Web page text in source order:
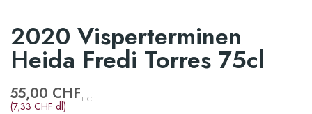
2020 Visperterminen
Heida Fredi Torres 75cl
55,00 CHF
(7,33 CHF dl)
TTC